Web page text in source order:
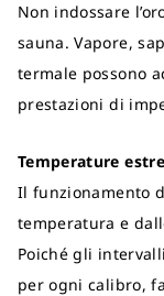
Non indossare
sauna. Vapore,
termale possono
prestazioni di
Temperature
Il funzionamento
temperatura e
Poiché gli
per ogni calibro,